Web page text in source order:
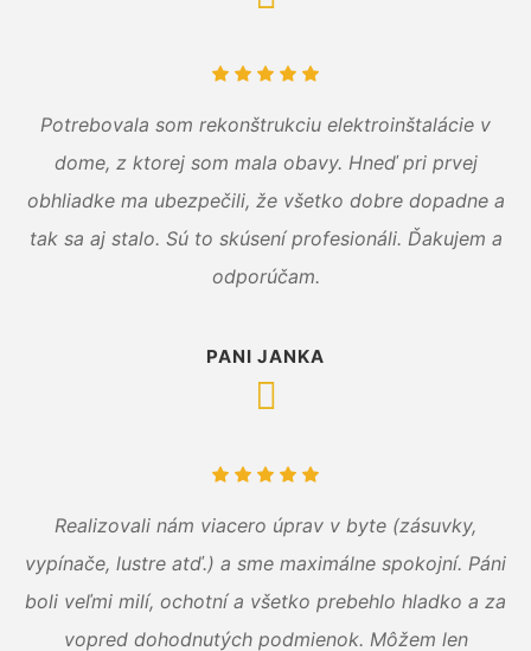
Potrebovala som rekonštrukciu elektroinštalácie v
dome, z ktorej som mala obavy. Hneď pri prvej
obhliadke ma ubezpečili, že všetko dobre dopadne a
tak sa aj stalo. Sú to skúsení profesionáli. Ďakujem a
odporúčam.
PANI JANKA
Realizovali nám viacero úprav v byte (zásuvky,
vypínače, lustre atď.) a sme maximálne spokojní. Páni
boli veľmi milí, ochotní a všetko prebehlo hladko a za
vopred dohodnutých podmienok. Môžem len